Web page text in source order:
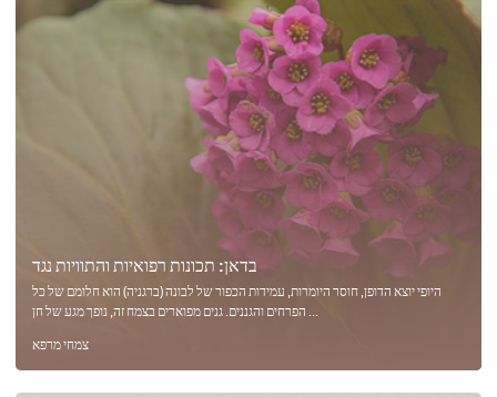
בדאן: תכונות רפואיות והתוויות נגד
היופי יוצא הדופן, חוסר היומרות, עמידות הכפור של לבונה (ברגניה) הוא חלומם של כל
הפרחים והגננים. גנים מפוארים בצמח זה, נופך מגע של חן ...
צמחי מרפא